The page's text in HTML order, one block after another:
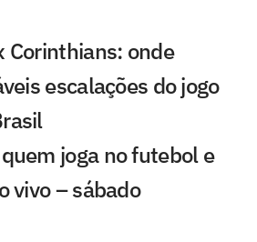
onde
escalações do jogo
joga no futebol e
vivo – sábado